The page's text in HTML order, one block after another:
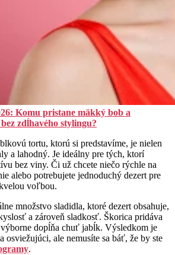
Komu pristane mäkký bob a
zdĺhavého stylingu?
tortu, ktorú si predstavíme, je nielen
a lahodný. Je ideálny pre tých, ktorí
bez viny. Či už chcete niečo rýchle na
alebo potrebujete jednoduchý dezert pre
voľbou.
množstvo sladidla, ktoré dezert obsahuje,
a zároveň sladkosť. Škorica pridáva
dopĺňa chuť jabĺk. Výsledkom je
osviežujúci, ale nemusíte sa báť, že by ste
.